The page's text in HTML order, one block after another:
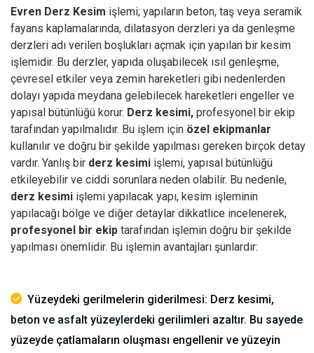
Evren Derz Kesim işlemi; yapıların beton, taş veya seramik
fayans kaplamalarında, dilatasyon derzleri ya da genleşme
derzleri adı verilen boşlukları açmak için yapılan bir kesim
işlemidir. Bu derzler, yapıda oluşabilecek ısıl genleşme,
çevresel etkiler veya zemin hareketleri gibi nedenlerden
dolayı yapıda meydana gelebilecek hareketleri engeller ve
yapısal bütünlüğü korur. Derz kesimi, profesyonel bir ekip
tarafından yapılmalıdır. Bu işlem için özel ekipmanlar
kullanılır ve doğru bir şekilde yapılması gereken birçok detay
vardır. Yanlış bir derz kesimi işlemi, yapısal bütünlüğü
etkileyebilir ve ciddi sorunlara neden olabilir. Bu nedenle,
derz kesimi işlemi yapılacak yapı, kesim işleminin
yapılacağı bölge ve diğer detaylar dikkatlice incelenerek,
profesyonel bir ekip tarafından işlemin doğru bir şekilde
yapılması önemlidir. Bu işlemin avantajları şunlardır:
Yüzeydeki gerilmelerin giderilmesi: Derz kesimi,
beton ve asfalt yüzeylerdeki gerilimleri azaltır. Bu sayede
yüzeyde çatlamaların oluşması engellenir ve yüzeyin